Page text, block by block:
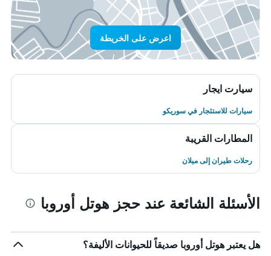
اعرض على الخريطة
سيارت ايجار
سيارات للاستئجار في سوريكو
المطارات القريبة
رحلات طيران إلى ميلان
الأسئلة الشائعة عند حجز هوتل أوروبا
هل يعتبر هوتل أوروبا صديقاً للحيوانات الأليفة؟